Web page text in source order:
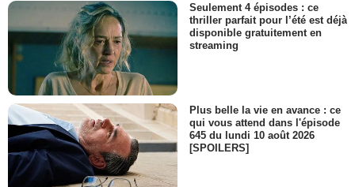
Seulement 4 épisodes : ce
thriller parfait pour l’été est déjà
disponible gratuitement en
streaming
Plus belle la vie en avance : ce
qui vous attend dans l'épisode
645 du lundi 10 août 2026
[SPOILERS]